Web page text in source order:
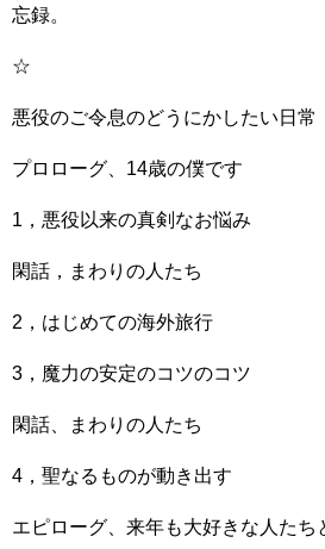
忘録。
☆
悪役のご令息のどうにかしたい日
プロローグ、14歳の僕です
1，悪役以来の真剣なお悩み
閑話，まわりの人たち
2，はじめての海外旅行
3，魔力の安定のコツのコツ
閑話、まわりの人たち
4，聖なるものが動き出す
エピローグ、来年も大好きな人たち